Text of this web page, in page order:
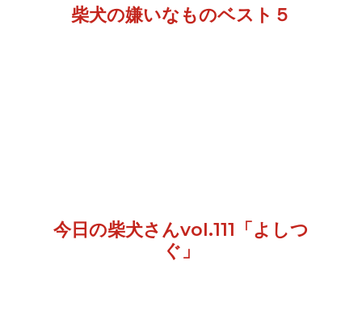
柴犬の嫌いなものベスト５
今日の柴犬さんvol.111「よしつ
ぐ」